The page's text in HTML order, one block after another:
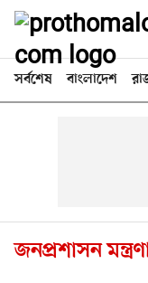
সর্বশেষ বাংলাদেশ
জনপ্রশাসন